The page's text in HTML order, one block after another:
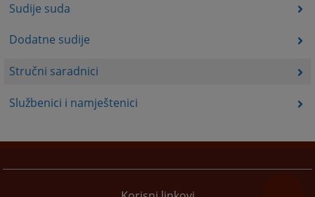
Sudije suda
Dodatne sudije
Stručni saradnici
Službenici i namještenici